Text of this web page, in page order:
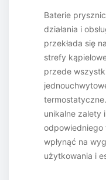
Baterie
działania i
przekłada się
strefy
przede
unikalne zalety
wpłynąć na
użytkowania i